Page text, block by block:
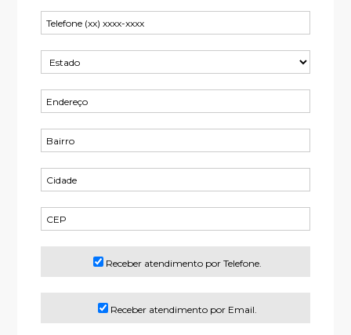
Receber atendimento por Telefone.
Receber atendimento por Email.